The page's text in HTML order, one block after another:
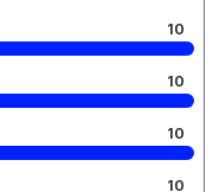
10
10
10
10